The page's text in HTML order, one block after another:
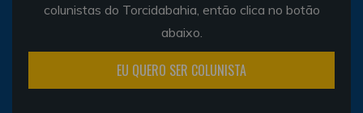
colunistas do Torcidabahia, então clica no botão
abaixo.
EU QUERO SER COLUNISTA